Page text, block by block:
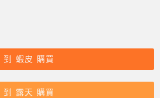
到 蝦皮 購買
到 露天 購買